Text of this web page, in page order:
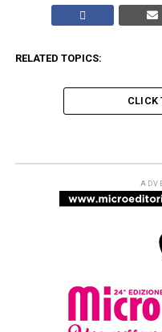
RELATED TOPICS:
CLICK
NOVITÀ IN LIBRERIA
Mondo
nei quadri di
Seicento
3
By Redazione